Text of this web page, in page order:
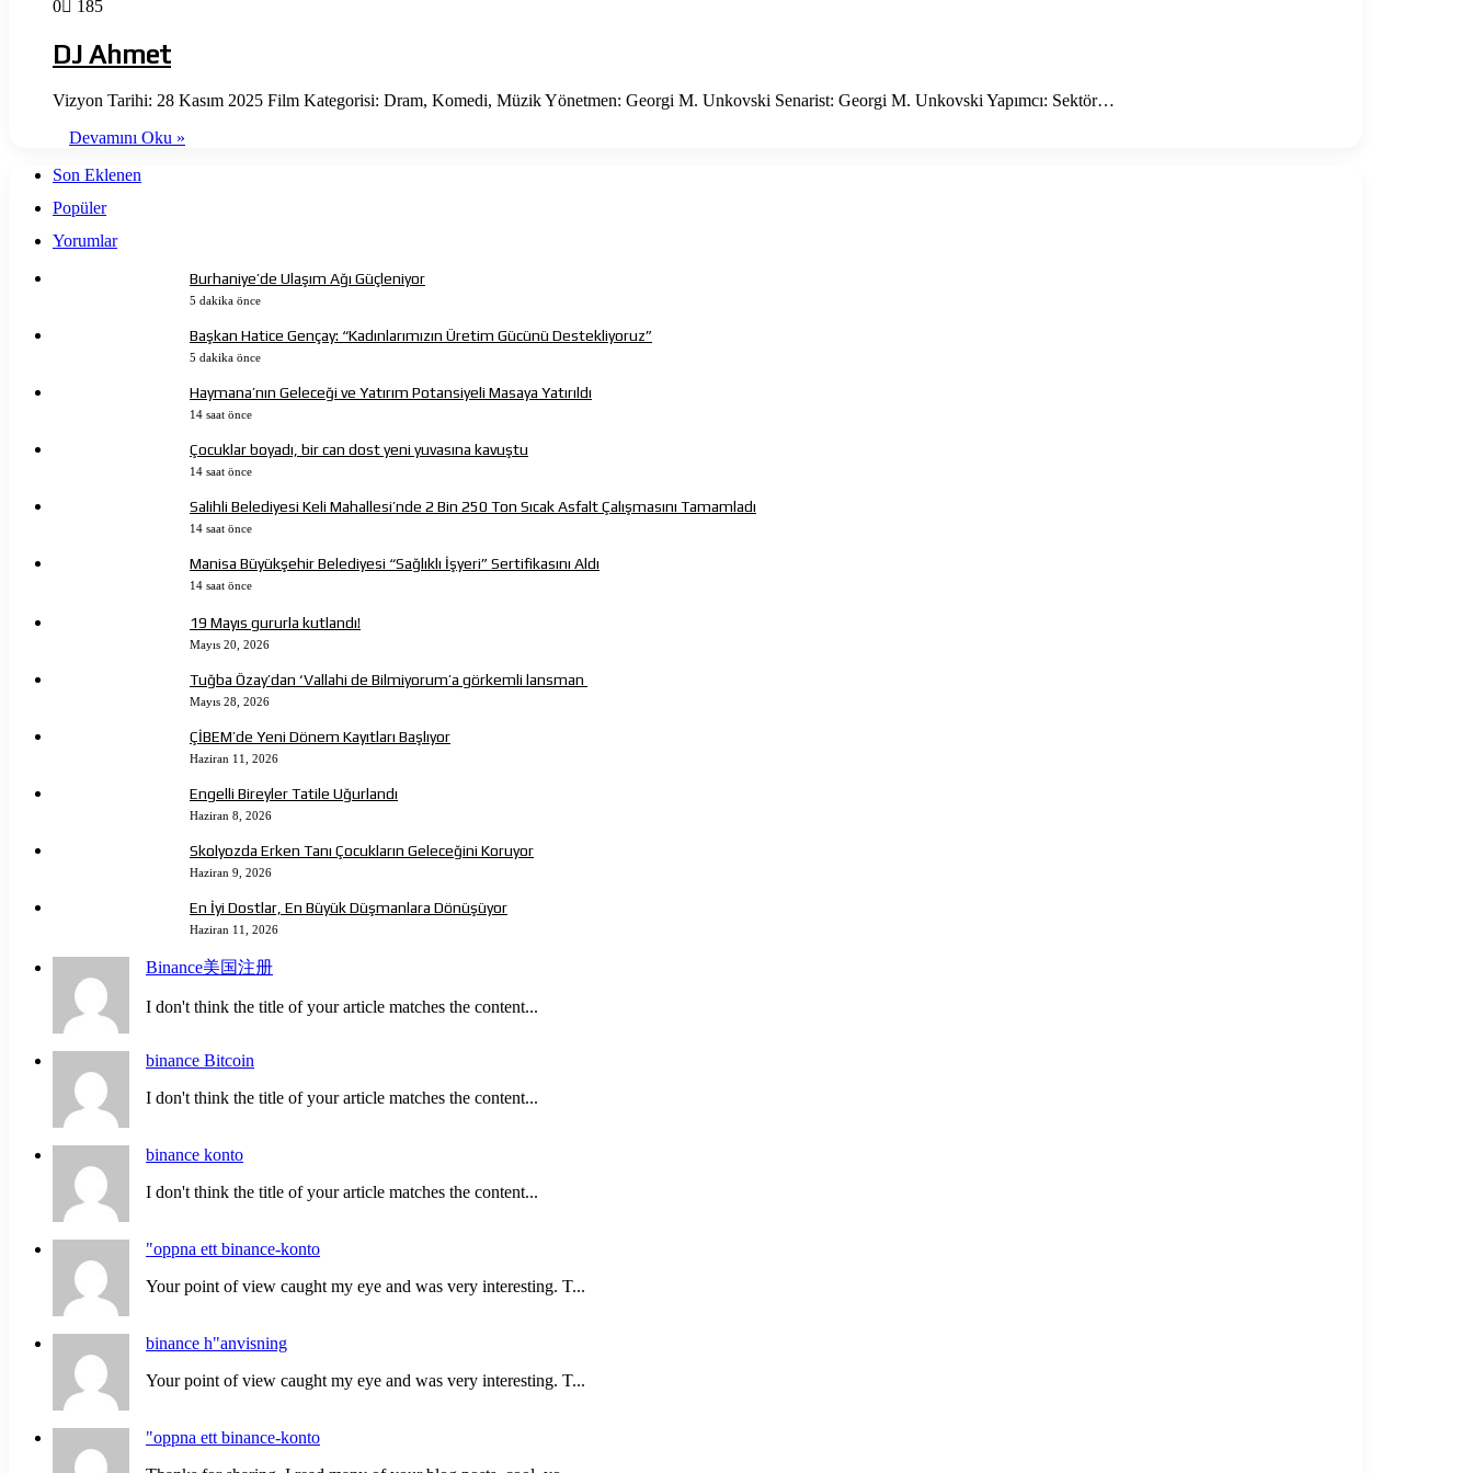
0
185
DJ Ahmet
Vizyon Tarihi: 28 Kasım 2025 Film Kategorisi: Dram, Komedi, Müzik Yönetmen: Georgi M. Unkovski Senarist: Georgi M. Unkovski Yapımcı: Sektör…
Devamını Oku »
Son Eklenen
Popüler
Yorumlar
Burhaniye’de Ulaşım Ağı Güçleniyor
5 dakika önce
Başkan Hatice Gençay: “Kadınlarımızın Üretim Gücünü Destekliyoruz”
5 dakika önce
Haymana’nın Geleceği ve Yatırım Potansiyeli Masaya Yatırıldı
14 saat önce
Çocuklar boyadı, bir can dost yeni yuvasına kavuştu
14 saat önce
Salihli Belediyesi Keli Mahallesi’nde 2 Bin 250 Ton Sıcak Asfalt Çalışmasını Tamamladı
14 saat önce
Manisa Büyükşehir Belediyesi “Sağlıklı İşyeri” Sertifikasını Aldı
14 saat önce
19 Mayıs gururla kutlandı!
Mayıs 20, 2026
Tuğba Özay’dan ‘Vallahi de Bilmiyorum’a görkemli lansman
Mayıs 28, 2026
ÇİBEM’de Yeni Dönem Kayıtları Başlıyor
Haziran 11, 2026
Engelli Bireyler Tatile Uğurlandı
Haziran 8, 2026
Skolyozda Erken Tanı Çocukların Geleceğini Koruyor
Haziran 9, 2026
En İyi Dostlar, En Büyük Düşmanlara Dönüşüyor
Haziran 11, 2026
Binance美国注册
I don't think the title of your article matches the content...
binance Bitcoin
I don't think the title of your article matches the content...
binance konto
I don't think the title of your article matches the content...
"oppna ett binance-konto
Your point of view caught my eye and was very interesting. T...
binance h"anvisning
Your point of view caught my eye and was very interesting. T...
"oppna ett binance-konto